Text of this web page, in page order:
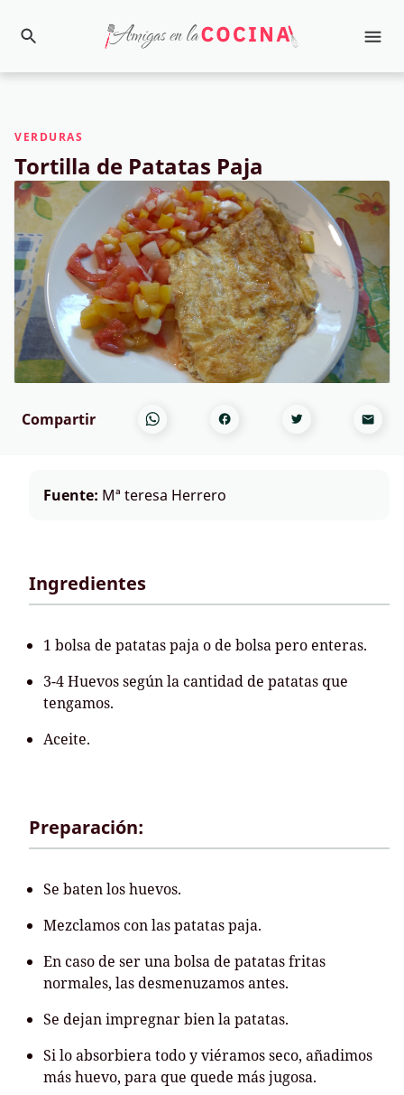
VERDURAS
Tortilla de Patatas Paja
Compartir
Fuente: Mª teresa Herrero
Ingredientes
1 bolsa de patatas paja o de bolsa pero enteras.
3-4 Huevos según la cantidad de patatas que
tengamos.
Aceite.
Preparación:
Se baten los huevos.
Mezclamos con las patatas paja.
En caso de ser una bolsa de patatas fritas
normales, las desmenuzamos antes.
Se dejan impregnar bien la patatas.
Si lo absorbiera todo y viéramos seco, añadimos
más huevo, para que quede más jugosa.